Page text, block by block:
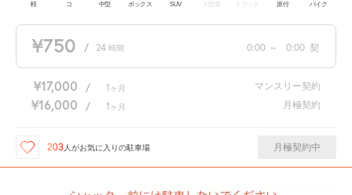
軽 コ 中型 ボックス SUV 大型車 トラック 原付 バイク
¥750 / 24 時間 0:00 ～ 0:00 契
¥17,000 / 1 ヶ月 マンスリー契約
¥16,000 / 1 ヶ月 月極契約
203人がお気に入りの駐車場 月極契約中